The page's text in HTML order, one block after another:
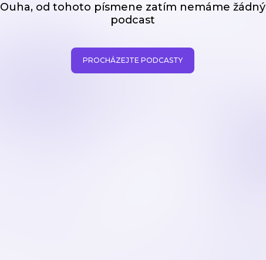
Ouha, od tohoto písmene zatím nemáme žádný
podcast
PROCHÁZEJTE PODCASTY